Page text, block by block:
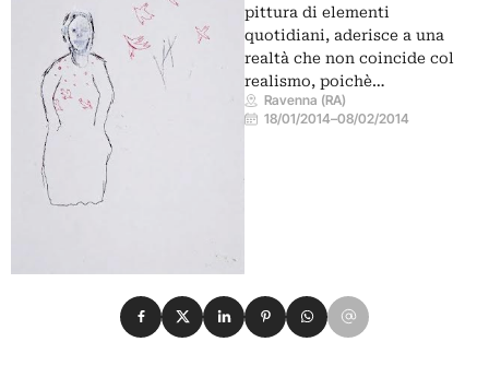
pittura di elementi
quotidiani, aderisce a una
realtà che non coincide col
realismo, poichè…
Ravenna (RA)
18/01/2014–08/02/2014
Condividi su Facebook
Condividi su X
Condividi su LinkedIn
Condividi su Pinterest
Condividi su WhatsApp
Condividi su Email